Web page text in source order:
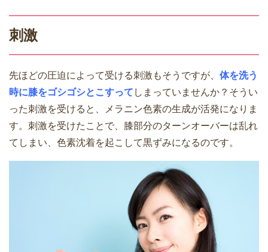
刺激
先ほどの圧迫によって受ける刺激もそうですが、 体を洗う
時に膝をゴシゴシとこすって しまっていませんか？そうい
った刺激を受けると、メラニン色素の生成が活発になりま
す。刺激を受けたことで、膝部分のターンオーバーは乱れ
てしまい、色素沈着を起こして黒ずみになるのです。